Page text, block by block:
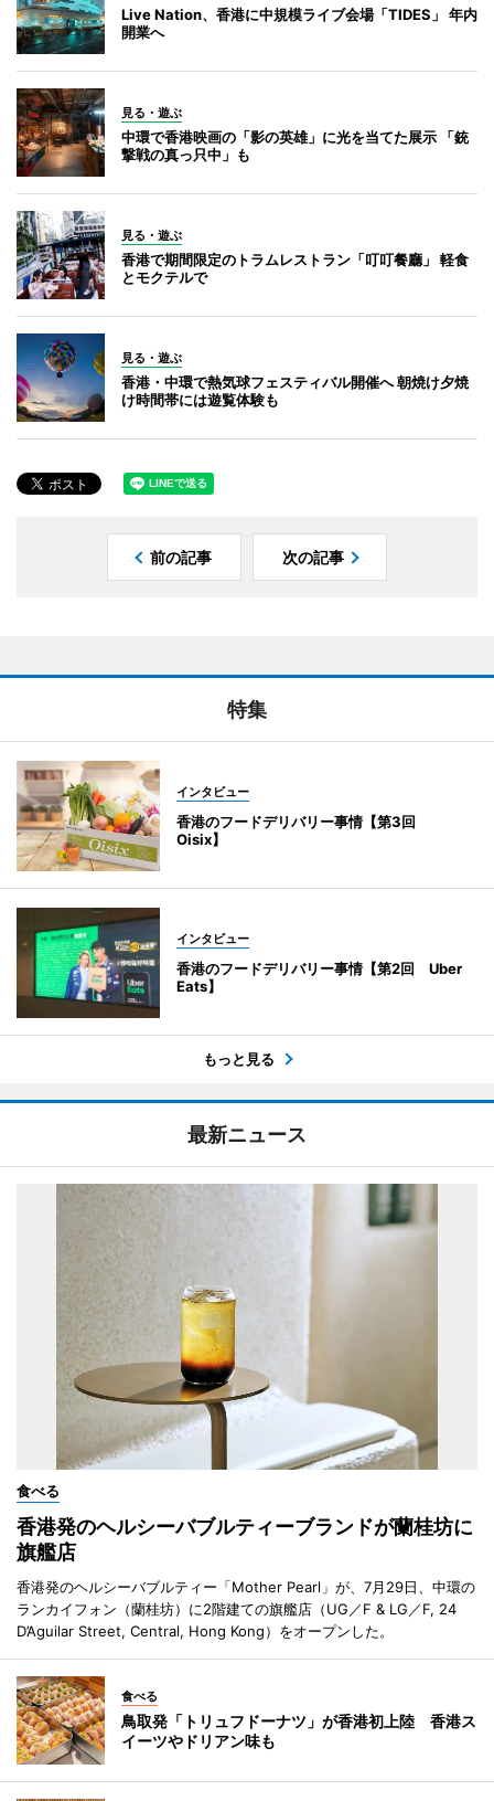
Live Nation、香港に中規模ライブ会場「TIDES」 年内
開業へ
見る・遊ぶ
中環で香港映画の「影の英雄」に光を当てた展示 「銃
撃戦の真っ只中」も
見る・遊ぶ
香港で期間限定のトラムレストラン「叮叮餐廳」 軽食
とモクテルで
見る・遊ぶ
香港・中環で熱気球フェスティバル開催へ 朝焼け夕焼
け時間帯には遊覧体験も
前の記事 次の記事
特集
インタビュー
香港のフードデリバリー事情【第3回
Oisix】
インタビュー
香港のフードデリバリー事情【第2回 Uber
Eats】
もっと見る
最新ニュース
食べる
香港発のヘルシーバブルティーブランドが蘭桂坊に
旗艦店
香港発のヘルシーバブルティー「Mother Pearl」が、7月29日、中環の
ランカイフォン（蘭桂坊）に2階建ての旗艦店（UG／F & LG／F, 24
D’Aguilar Street, Central, Hong Kong）をオープンした。
食べる
鳥取発「トリュフドーナツ」が香港初上陸 香港ス
イーツやドリアン味も